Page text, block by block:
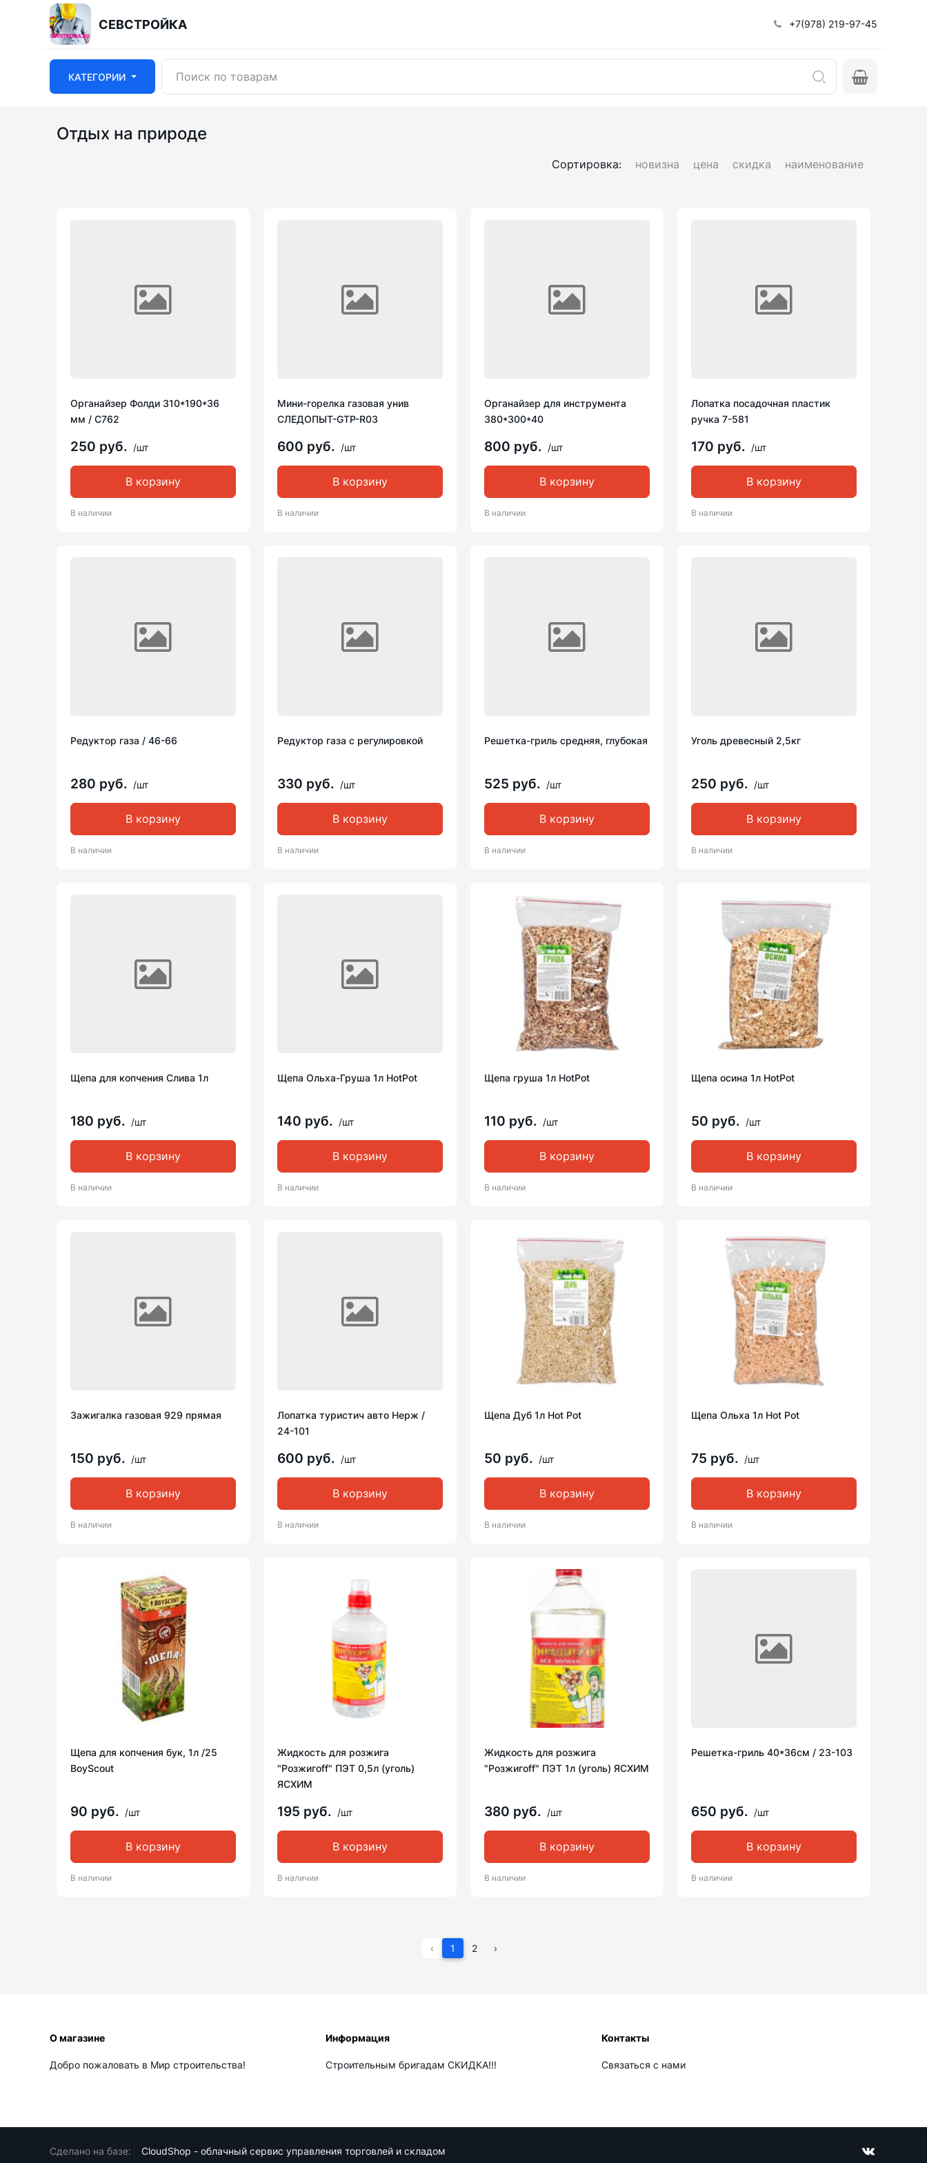
СЕВСТРОЙКА +7(978) 219-97-45
КАТЕГОРИИ
Отдых на природе
Сортировка: новизна цена скидка наименование
Органайзер Фолди 310*190*36
мм / С762
250 руб. /шт
В корзину
В наличии
Мини-горелка газовая унив
СЛЕДОПЫТ-GTP-R03
600 руб. /шт
В корзину
В наличии
Органайзер для инструмента
380*300*40
800 руб. /шт
В корзину
В наличии
Лопатка посадочная пластик
ручка 7-581
170 руб. /шт
В корзину
В наличии
Редуктор газа / 46-66
280 руб. /шт
В корзину
В наличии
Редуктор газа с регулировкой
330 руб. /шт
В корзину
В наличии
Решетка-гриль средняя, глубокая
525 руб. /шт
В корзину
В наличии
Уголь древесный 2,5кг
250 руб. /шт
В корзину
В наличии
Щепа для копчения Слива 1л
180 руб. /шт
В корзину
В наличии
Щепа Ольха-Груша 1л HotPot
140 руб. /шт
В корзину
В наличии
Щепа груша 1л HotPot
110 руб. /шт
В корзину
В наличии
Щепа осина 1л HotPot
50 руб. /шт
В корзину
В наличии
Зажигалка газовая 929 прямая
150 руб. /шт
В корзину
В наличии
Лопатка туристич авто Нерж /
24-101
600 руб. /шт
В корзину
В наличии
Щепа Дуб 1л Hot Pot
50 руб. /шт
В корзину
В наличии
Щепа Ольха 1л Hot Pot
75 руб. /шт
В корзину
В наличии
Щепа для копчения бук, 1л /25
BoyScout
90 руб. /шт
В корзину
В наличии
Жидкость для розжига
"Розжигoff" ПЭТ 0,5л (уголь)
ЯСХИМ
195 руб. /шт
В корзину
В наличии
Жидкость для розжига
"Розжигoff" ПЭТ 1л (уголь) ЯСХИМ
380 руб. /шт
В корзину
В наличии
Решетка-гриль 40*36см / 23-103
650 руб. /шт
В корзину
В наличии
‹ 1 2 ›
О магазине
Добро пожаловать в Мир строительства!
Информация
Строительным бригадам СКИДКА!!!
Контакты
Связаться с нами
Сделано на базе: CloudShop - облачный сервис управления торговлей и складом